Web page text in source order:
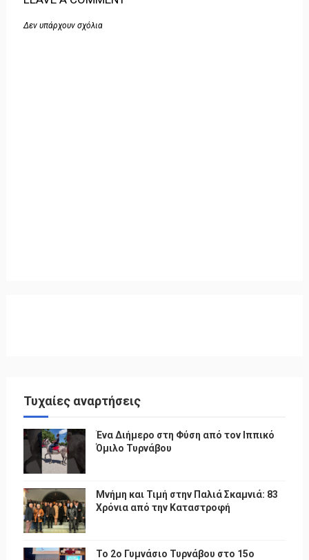
Δεν υπάρχουν σχόλια
Τυχαίες αναρτήσεις
Ένα Διήμερο στη Φύση από τον Ιππικό
Όμιλο Τυρνάβου
Μνήμη και Τιμή στην Παλιά Σκαμνιά: 83
Χρόνια από την Καταστροφή
To 2ο Γυμνάσιο Τυρνάβου στο 15ο